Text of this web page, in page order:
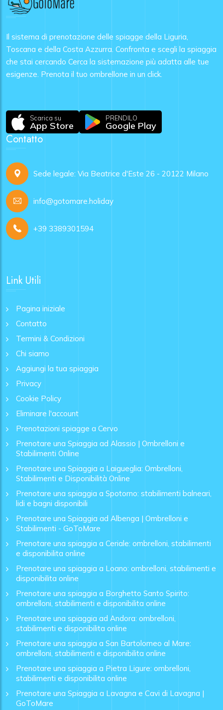
Il sistema di prenotazione delle spiagge della Liguria,
Toscana e della Costa Azzurra. Confronta e scegli la spiaggia
che stai cercando Cerca la sistemazione più adatta alle tue
esigenze. Prenota il tuo ombrellone in un click.
Scarica su
App Store
PRENDILO
Google Play
Contatto
Sede legale: Via Beatrice d'Este 26 - 20122 Milano
info@gotomare.holiday
+39 3389301594
Link Utili
Pagina iniziale
Contatto
Termini & Condizioni
Chi siamo
Aggiungi la tua spiaggia
Privacy
Cookie Policy
Eliminare l'account
Prenotazioni spiagge a Cervo
Prenotare una Spiaggia ad Alassio | Ombrelloni e
Stabilimenti Online
Prenotare una Spiaggia a Laigueglia: Ombrelloni,
Stabilimenti e Disponibilità Online
Prenotare una spiaggia a Spotorno: stabilimenti balneari,
lidi e bagni disponibili
Prenotare una Spiaggia ad Albenga | Ombrelloni e
Stabilimenti - GoToMare
Prenotare una spiaggia a Ceriale: ombrelloni, stabilimenti
e disponibilita online
Prenotare una spiaggia a Loano: ombrelloni, stabilimenti e
disponibilita online
Prenotare una spiaggia a Borghetto Santo Spirito:
ombrelloni, stabilimenti e disponibilita online
Prenotare una spiaggia ad Andora: ombrelloni,
stabilimenti e disponibilita online
Prenotare una spiaggia a San Bartolomeo al Mare:
ombrelloni, stabilimenti e disponibilita online
Prenotare una spiaggia a Pietra Ligure: ombrelloni,
stabilimenti e disponibilita online
Prenotare una Spiaggia a Lavagna e Cavi di Lavagna |
GoToMare